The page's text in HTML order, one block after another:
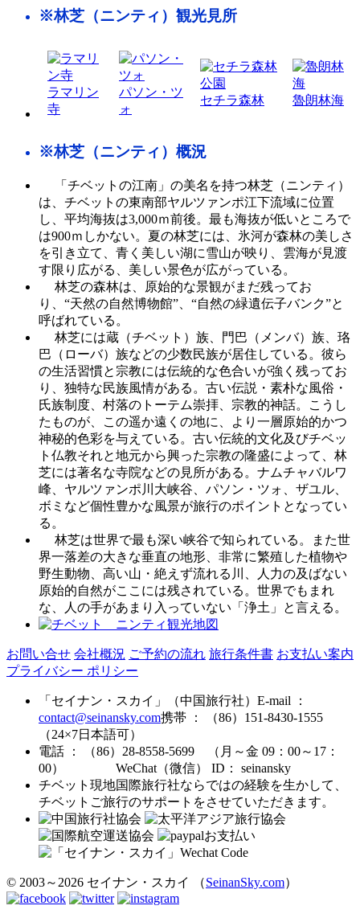
※林芝（ニンティ）観光見所
ラマリン
寺
パソン・ツ
ォ
セチラ森林 魯朗林海
※林芝（ニンティ）概況
「チベットの江南」の美名を持つ林芝（ニンティ）
は、チベットの東南部ヤルツァンポ江下流域に位置
し、平均海抜は3,000ｍ前後。最も海抜が低いところで
は900ｍしかない。夏の林芝には、氷河が森林の美しさ
を引き立て、青く美しい湖に雪山が映り、雲海が見渡
す限り広がる、美しい景色が広がっている。
林芝の森林は、原始的な景観がまだ残ってお
り、“天然の自然博物館”、“自然の緑遺伝子バンク”と
呼ばれている。
林芝には蔵（チベット）族、門巴（メンバ）族、珞
巴（ローバ）族などの少数民族が居住している。彼ら
の生活習慣と宗教には伝統的な色合いが強く残ってお
り、独特な民族風情がある。古い伝説・素朴な風俗・
氏族制度、村落のトーテム崇拝、宗教的神話。こうし
たものが、この遥か遠くの地に、より一層原始的かつ
神秘的色彩を与えている。古い伝統的文化及びチベッ
ト仏教それと地元から興った宗教の隆盛によって、林
芝には著名な寺院などの見所がある。ナムチャバルワ
峰、ヤルツァンポ川大峡谷、パソン・ツォ、ザユル、
ボミなど個性豊かな風景が旅行のポイントとなってい
る。
林芝は世界で最も深い峡谷で知られている。また世
界一落差の大きな垂直の地形、非常に繁殖した植物や
野生動物、高い山・絶えず流れる川、人力の及ばない
原始的自然がここには残されている。世界でもまれ
な、人の手があまり入っていない「浄土」と言える。
お問い合せ 会社概況 ご予約の流れ 旅行条件書 お支払い案内
プライバシー ポリシー
「セイナン・スカイ」（中国旅行社） E-mail ：
contact@seinansky.com携帯 ： （86）151-8430-1555
（24×7日本語可）
電話 ： （86）28-8558-5699 （月～金 09：00～17：
00） WeChat（微信） ID： seinansky
チベット現地国際旅行社ならではの経験を生かして、
チベットご旅行のサポートをさせていただきます。
© 2003～2026 セイナン・スカイ （SeinanSky.com）